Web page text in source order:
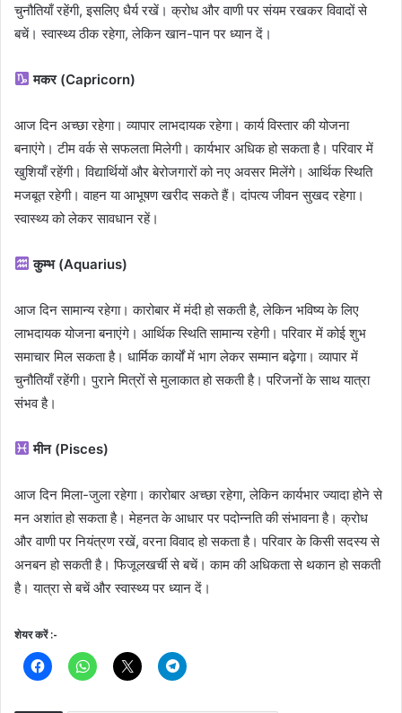
चुनौतियाँ रहेंगी, इसलिए धैर्य रखें। क्रोध और वाणी पर संयम रखकर विवादों से
बचें। स्वास्थ्य ठीक रहेगा, लेकिन खान-पान पर ध्यान दें।
मकर (Capricorn)
आज दिन अच्छा रहेगा। व्यापार लाभदायक रहेगा। कार्य विस्तार की योजना
बनाएंगे। टीम वर्क से सफलता मिलेगी। कार्यभार अधिक हो सकता है। परिवार में
खुशियाँ रहेंगी। विद्यार्थियों और बेरोजगारों को नए अवसर मिलेंगे। आर्थिक स्थिति
मजबूत रहेगी। वाहन या आभूषण खरीद सकते हैं। दांपत्य जीवन सुखद रहेगा।
स्वास्थ्य को लेकर सावधान रहें।
कुम्भ (Aquarius)
आज दिन सामान्य रहेगा। कारोबार में मंदी हो सकती है, लेकिन भविष्य के लिए
लाभदायक योजना बनाएंगे। आर्थिक स्थिति सामान्य रहेगी। परिवार में कोई शुभ
समाचार मिल सकता है। धार्मिक कार्यों में भाग लेकर सम्मान बढ़ेगा। व्यापार में
चुनौतियाँ रहेंगी। पुराने मित्रों से मुलाकात हो सकती है। परिजनों के साथ यात्रा
संभव है।
मीन (Pisces)
आज दिन मिला-जुला रहेगा। कारोबार अच्छा रहेगा, लेकिन कार्यभार ज्यादा होने से
मन अशांत हो सकता है। मेहनत के आधार पर पदोन्नति की संभावना है। क्रोध
और वाणी पर नियंत्रण रखें, वरना विवाद हो सकता है। परिवार के किसी सदस्य से
अनबन हो सकती है। फिजूलखर्ची से बचें। काम की अधिकता से थकान हो सकती
है। यात्रा से बचें और स्वास्थ्य पर ध्यान दें।
शेयर करें :-